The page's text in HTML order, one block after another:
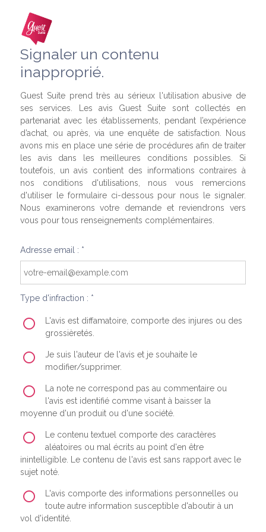
Signaler un contenu
inapproprié.
Guest Suite prend très au sérieux l'utilisation abusive de
ses services. Les avis Guest Suite sont collectés en
partenariat avec les établissements, pendant l’expérience
d’achat, ou après, via une enquête de satisfaction. Nous
avons mis en place une série de procédures afin de traiter
les avis dans les meilleures conditions possibles. Si
toutefois, un avis contient des informations contraires à
nos conditions d'utilisations, nous vous remercions
d'utiliser le formulaire ci-dessous pour nous le signaler.
Nous examinerons votre demande et reviendrons vers
vous pour tous renseignements complémentaires.
Adresse email : *
Type d'infraction : *
L'avis est diffamatoire, comporte des injures ou des
grossièretés.
Je suis l'auteur de l'avis et je souhaite le
modifier/supprimer.
La note ne correspond pas au commentaire ou
l'avis est identifié comme visant à baisser la
moyenne d'un produit ou d'une société.
Le contenu textuel comporte des caractères
aléatoires ou mal écrits au point d'en être
inintelligible. Le contenu de l'avis est sans rapport avec le
sujet noté.
L'avis comporte des informations personnelles ou
toute autre information susceptible d'aboutir à un
vol d'identité.